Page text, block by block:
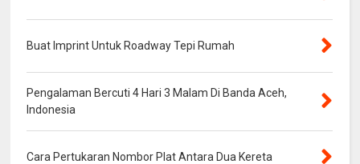
Buat Imprint Untuk Roadway Tepi Rumah
Pengalaman Bercuti 4 Hari 3 Malam Di Banda Aceh,
Indonesia
Cara Pertukaran Nombor Plat Antara Dua Kereta